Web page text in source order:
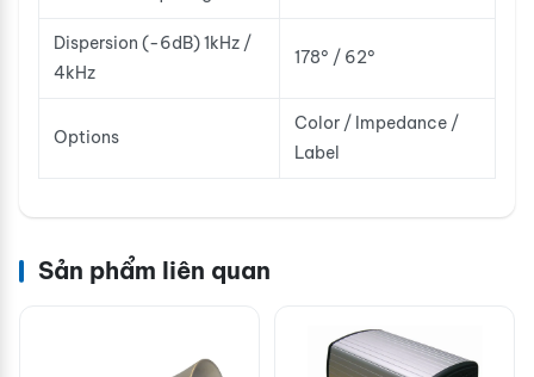
Dispersion (-6dB) 1kHz /
4kHz
178° / 62°
Options
Color / Impedance /
Label
Sản phẩm liên quan